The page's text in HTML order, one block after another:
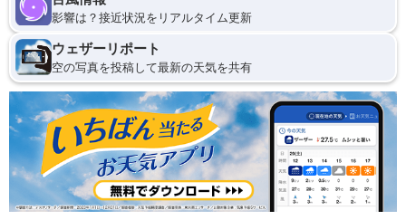
影響は？接近状況をリアルタイム更新
ウェザーリポート
空の写真を投稿して最新の天気を共有